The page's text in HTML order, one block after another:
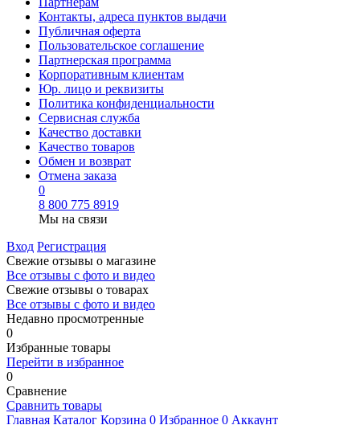
Контакты, адреса пунктов выдачи
Публичная оферта
Пользовательское соглашение
Партнерская программа
Корпоративным клиентам
Юр. лицо и реквизиты
Политика конфиденциальности
Сервисная служба
Качество доставки
Качество товаров
Обмен и возврат
Отмена заказа
0
8 800 775 8919
Мы на связи
Вход Регистрация
Свежие отзывы о магазине
Все отзывы с фото и видео
Свежие отзывы о товарах
Все отзывы c фото и видео
Недавно просмотренные
0
Избранные товары
Перейти в избранное
0
Сравнение
Сравнить товары
Главная Каталог Корзина 0 Избранное 0 Аккаунт